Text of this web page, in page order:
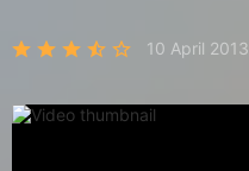
10 April 2013